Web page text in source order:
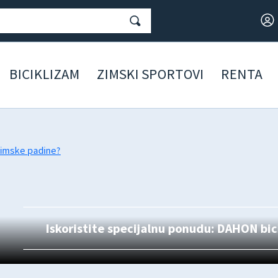
BICIKLIZAM ZIMSKI SPORTOVI RENTA
Iskoristite specijalnu ponudu: DAHON